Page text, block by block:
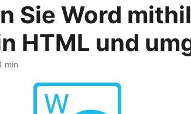
Sie Word
HTML und
min